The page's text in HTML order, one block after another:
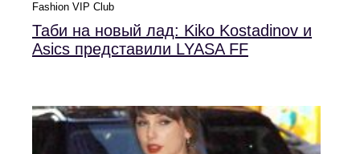
Fashion VIP Club
Таби на новый лад: Kiko Kostadinov и
Asics представили LYASA FF